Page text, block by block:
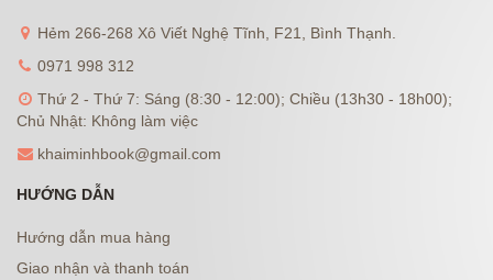
Hẻm 266-268 Xô Viết Nghệ Tĩnh, F21, Bình Thạnh.
0971 998 312
Thứ 2 - Thứ 7: Sáng (8:30 - 12:00); Chiều (13h30 - 18h00);
Chủ Nhật: Không làm việc
khaiminhbook@gmail.com
HƯỚNG DẪN
Hướng dẫn mua hàng
Giao nhận và thanh toán